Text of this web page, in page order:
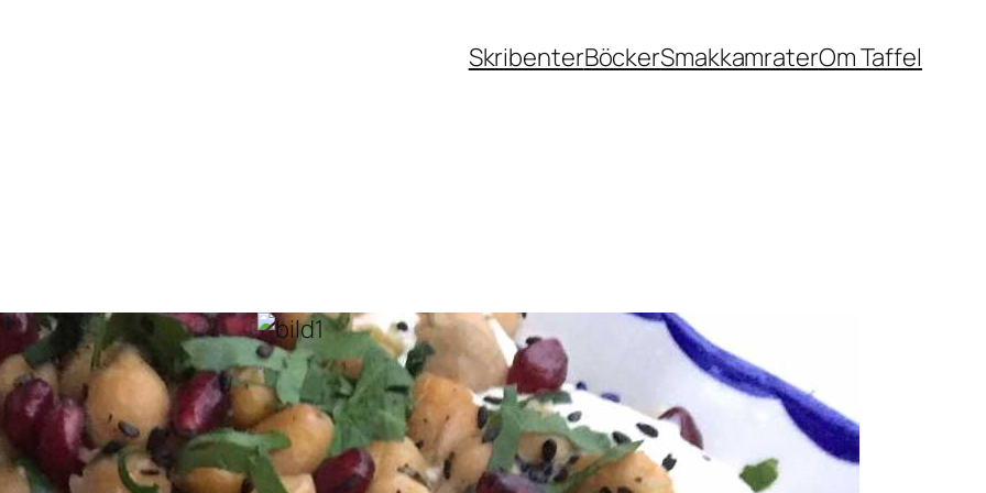
SkribenterBöckerSmakkamraterOm Taffel
Post-Coronans matkultur – Ett nytt
förtroende för matkunnandet